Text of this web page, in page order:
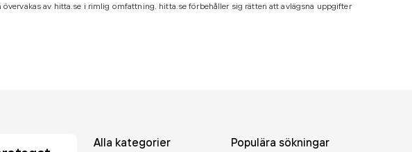
av hitta.se i rimlig omfattning. hitta.se förbehåller sig rätten att avlägsna uppgifter
Alla kategorier Populära sökningar